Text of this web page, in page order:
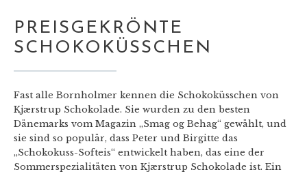
PREISGEKRÖNTE
SCHOKOKÜSSCHEN
Fast alle Bornholmer kennen die Schokoküsschen von
Kjærstrup Schokolade. Sie wurden zu den besten
Dänemarks vom Magazin „Smag og Behag“ gewählt, und
sie sind so populär, dass Peter und Birgitte das
„Schokokuss-Softeis“ entwickelt haben, das eine der
Sommerspezialitäten von Kjærstrup Schokolade ist. Ein